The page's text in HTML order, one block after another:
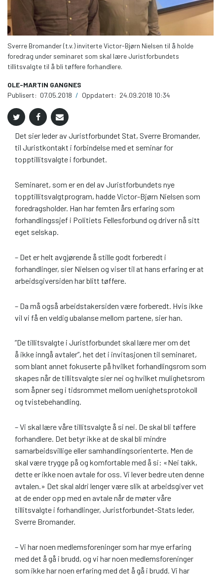
Sverre Bromander (t.v.) inviterte Victor-Bjørn Nielsen til å holde
foredrag under seminaret som skal lære Juristforbundets
tillitsvalgte til å bli tøffere forhandlere.
OLE-MARTIN GANGNES
Publisert: 07.05.2018 / Oppdatert: 24.09.2018 10:34
Det sier leder av Juristforbundet Stat, Sverre Bromander,
til Juristkontakt i forbindelse med et seminar for
topptillitsvalgte i forbundet.
Seminaret, som er en del av Juristforbundets nye
topptillitsvalgtprogram, hadde Victor-Bjørn Nielsen som
foredragsholder. Han har femten års erfaring som
forhandlingssjef i Politiets Fellesforbund og driver nå sitt
eget selskap.
– Det er helt avgjørende å stille godt forberedt i
forhandlinger, sier Nielsen og viser til at hans erfaring er at
arbeidsgiversiden har blitt tøffere.
– Da må også arbeidstakersiden være forberedt. Hvis ikke
vil vi få en veldig ubalanse mellom partene, sier han.
”De tillitsvalgte i Juristforbundet skal lære mer om det
å ikke inngå avtaler”, het det i invitasjonen til seminaret,
som blant annet fokuserte på hvilket forhandlingsrom som
skapes når de tillitsvalgte sier nei og hvilket mulighetsrom
som åpner seg i tidsrommet mellom uenighetsprotokoll
og tvistebehandling.
– Vi skal lære våre tillitsvalgte å si nei. De skal bli tøffere
forhandlere. Det betyr ikke at de skal bli mindre
samarbeidsvillige eller samhandlingsorienterte. Men de
skal være trygge på og komfortable med å si: «Nei takk,
dette er ikke noen avtale for oss. Vi lever bedre uten denne
avtalen.» Det skal aldri lenger være slik at arbeidsgiver vet
at de ender opp med en avtale når de møter våre
tillitsvalgte i forhandlinger, Juristforbundet-Stats leder,
Sverre Bromander.
– Vi har noen medlemsforeninger som har mye erfaring
med det å gå i brudd, og vi har noen medlemsforeninger
som ikke har noen erfaring med det å gå i brudd. Vi har